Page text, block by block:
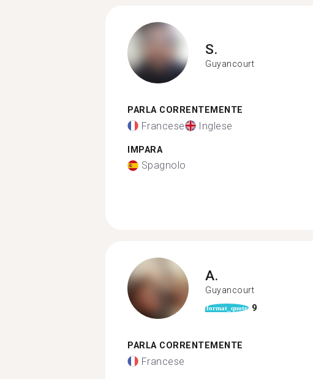
S.
Guyancourt
PARLA CORRENTEMENTE
Francese Inglese
IMPARA
Spagnolo
A.
Guyancourt
format_quote 9
PARLA CORRENTEMENTE
Francese